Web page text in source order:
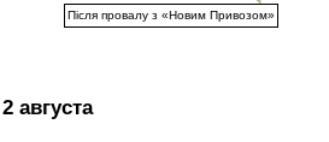
Після провалу з «Новим Привозом»
2 августа